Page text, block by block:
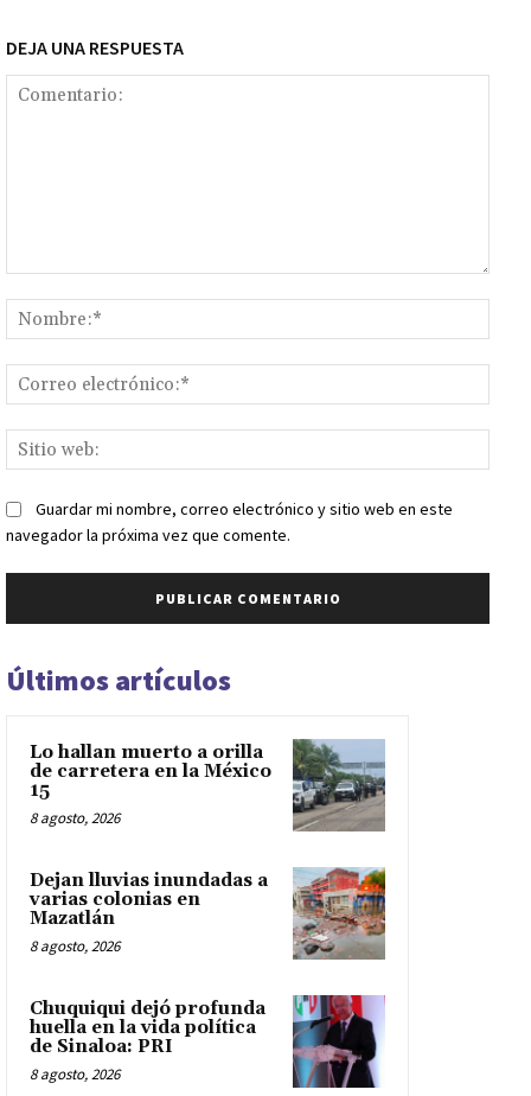
DEJA UNA RESPUESTA
web:
Guardar mi nombre, correo electrónico y sitio web en este
navegador la próxima vez que comente.
Últimos artículos
Lo hallan muerto a orilla
de carretera en la México
15
8 agosto, 2026
Dejan lluvias inundadas a
varias colonias en
Mazatlán
8 agosto, 2026
Chuquiqui dejó profunda
huella en la vida política
de Sinaloa: PRI
8 agosto, 2026